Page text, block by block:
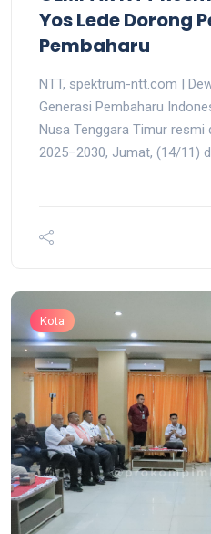
Yos Lede Dorong
Pembaharu
NTT, spektrum-ntt.com |
Generasi Pembaharu
Nusa Tenggara Timur resmi
2025–2030, Jumat, (14/11)
Kota